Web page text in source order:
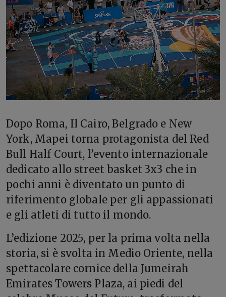
Dopo Roma, Il Cairo, Belgrado e New
York, Mapei torna protagonista del Red
Bull Half Court, l’evento internazionale
dedicato allo street basket 3x3 che in
pochi anni è diventato un punto di
riferimento globale per gli appassionati
e gli atleti di tutto il mondo.
L’edizione 2025, per la prima volta nella
storia, si è svolta in Medio Oriente, nella
spettacolare cornice della Jumeirah
Emirates Towers Plaza, ai piedi del